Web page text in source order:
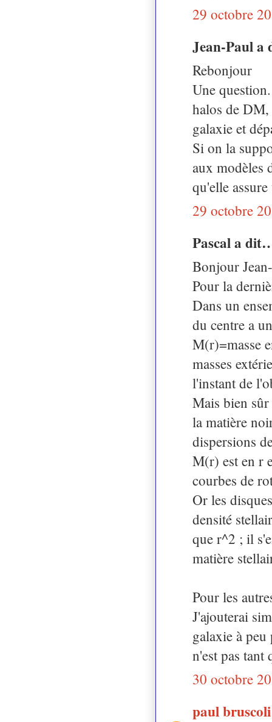
29 octobre
Jean-Paul
Rebonjour
Une
halos de
galaxie et
Si on la
aux modèles
qu'elle
29 octobre
Pascal a
Bonjour
Pour la
Dans un
du centre a
M(r)=masse
masses
l'instant de
Mais bien
la matière
dispersions
M(r) est en r
courbes de
Or les
densité
que r^2 ; il
matière
Pour les
J'ajouterai
galaxie à
n'est pas tant
30 octobre
paul